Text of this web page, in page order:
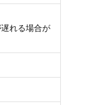
れる場合が